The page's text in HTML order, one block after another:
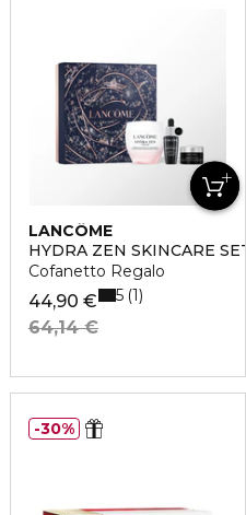
LANCÔME
HYDRA ZEN SKINCARE SET
Cofanetto Regalo
44,90 €
64,14 €
5 1
30%